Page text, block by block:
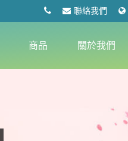
聯絡我們
商品 關於我們